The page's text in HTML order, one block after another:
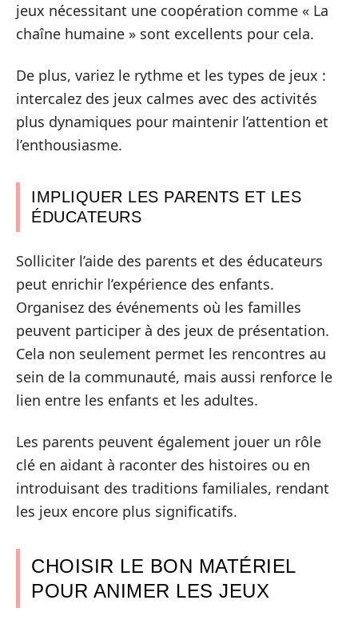
jeux nécessitant une coopération comme « La
chaîne humaine » sont excellents pour cela.
De plus, variez le rythme et les types de jeux :
intercalez des jeux calmes avec des activités
plus dynamiques pour maintenir l’attention et
l’enthousiasme.
IMPLIQUER LES PARENTS ET LES
ÉDUCATEURS
Solliciter l’aide des parents et des éducateurs
peut enrichir l’expérience des enfants.
Organisez des événements où les familles
peuvent participer à des jeux de présentation.
Cela non seulement permet les rencontres au
sein de la communauté, mais aussi renforce le
lien entre les enfants et les adultes.
Les parents peuvent également jouer un rôle
clé en aidant à raconter des histoires ou en
introduisant des traditions familiales, rendant
les jeux encore plus significatifs.
CHOISIR LE BON MATÉRIEL
POUR ANIMER LES JEUX